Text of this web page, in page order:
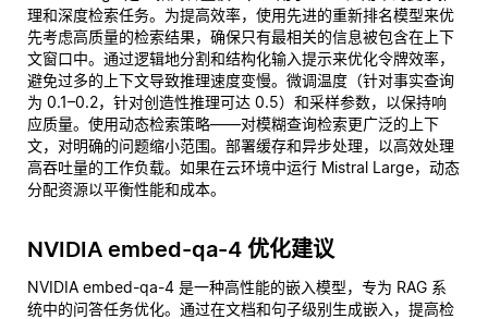
理和深度检索任务。为提高效率，使用先进的重新排名模型来优
先考虑高质量的检索结果，确保只有最相关的信息被包含在上下
文窗口中。通过逻辑地分割和结构化输入提示来优化令牌效率，
避免过多的上下文导致推理速度变慢。微调温度（针对事实查询
为 0.1–0.2，针对创造性推理可达 0.5）和采样参数，以保持响
应质量。使用动态检索策略——对模糊查询检索更广泛的上下
文，对明确的问题缩小范围。部署缓存和异步处理，以高效处理
高吞吐量的工作负载。如果在云环境中运行 Mistral Large，动态
分配资源以平衡性能和成本。
NVIDIA embed-qa-4 优化建议
NVIDIA embed-qa-4 是一种高性能的嵌入模型，专为 RAG 系
统中的问答任务优化。通过在文档和句子级别生成嵌入，提高检